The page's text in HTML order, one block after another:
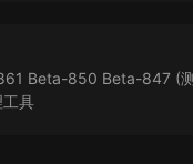
Beta-850 Beta-847 (
具